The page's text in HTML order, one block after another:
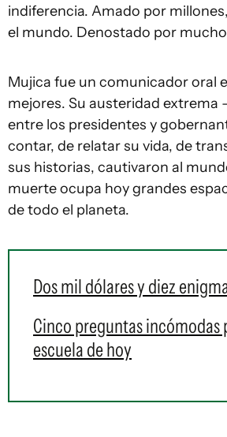
indiferencia. Amado por
el mundo. Denostado por
Mujica fue un comunicador oral
mejores. Su austeridad extrema
entre los presidentes y
contar, de relatar su vida, de
sus historias, cautivaron al
muerte ocupa hoy grandes
de todo el planeta.
Dos mil dólares y diez
Cinco preguntas incómodas
escuela de hoy